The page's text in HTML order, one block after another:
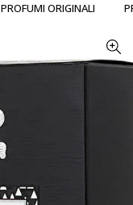
PROFUMI ORIGINALI